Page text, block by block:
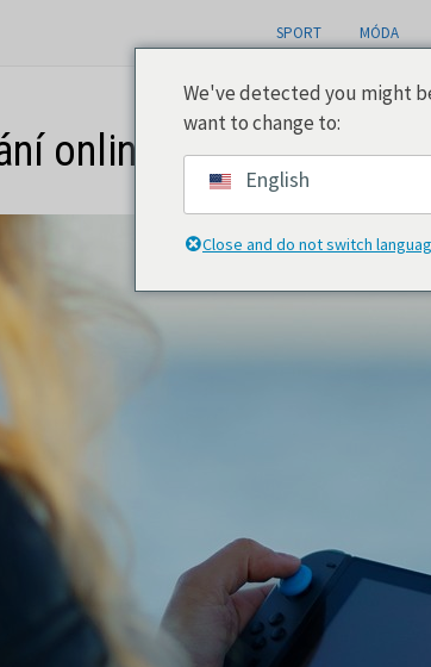
SPORT MÓDA
online světa
We've detected you might
want to change to:
English
Close and do not switch